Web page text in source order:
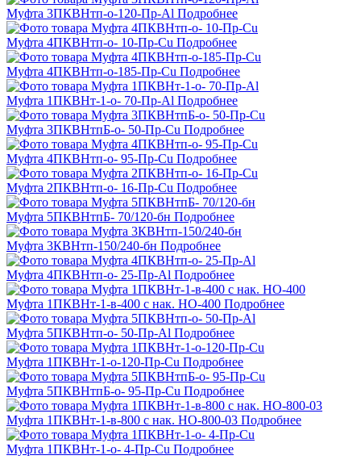
Муфта 3ПКВНтп-о-120-Пр-Al Подробнее
Муфта 4ПКВНтп-о- 10-Пр-Cu Подробнее
Муфта 4ПКВНтп-о-185-Пр-Cu Подробнее
Муфта 1ПКВНт-1-о- 70-Пр-Al Подробнее
Муфта 3ПКВНтпБ-о- 50-Пр-Cu Подробнее
Муфта 4ПКВНтп-о- 95-Пр-Cu Подробнее
Муфта 2ПКВНтп-о- 16-Пр-Cu Подробнее
Муфта 5ПКВНтпБ- 70/120-бн Подробнее
Муфта 3КВНтп-150/240-бн Подробнее
Муфта 4ПКВНтп-о- 25-Пр-Al Подробнее
Муфта 1ПКВНт-1-в-400 с нак. НО-400 Подробнее
Муфта 5ПКВНтп-о- 50-Пр-Al Подробнее
Муфта 1ПКВНт-1-о-120-Пр-Cu Подробнее
Муфта 5ПКВНтпБ-о- 95-Пр-Cu Подробнее
Муфта 1ПКВНт-1-в-800 с нак. НО-800-03 Подробнее
Муфта 1ПКВНт-1-о- 4-Пр-Cu Подробнее